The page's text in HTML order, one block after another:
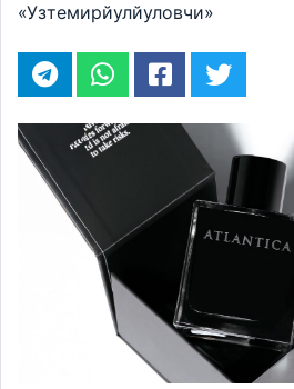
«Узтемирйулйуловчи»